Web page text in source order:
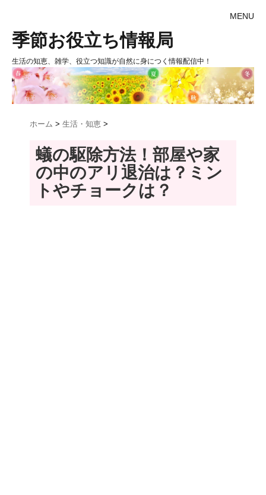
MENU
季節お役立ち情報局
生活の知恵、雑学、役立つ知識が自然に身につく情報配信中！
ホーム > 生活・知恵 >
蟻の駆除方法！部屋や家
の中のアリ退治は？ミン
トやチョークは？